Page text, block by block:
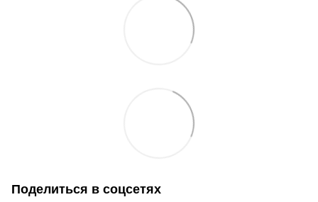
Поделиться в соцсетях